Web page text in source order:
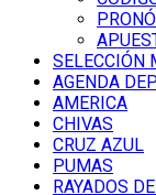
SELECCIÓN
AGENDA
AMERICA
CHIVAS
CRUZ AZUL
PUMAS
RAYADOS